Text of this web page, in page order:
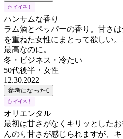
ハンサムな香り
ラム酒とペッパーの香り。甘さ
を重ねた女性にまとって欲しい
最高なのに。
冬・ビジネス・冷たい
50代後半 ・ 女性
12.30.2022
参考になった0
オリエンタル
最初は甘さがなくキリッとした
んのり甘さが感じられますが、